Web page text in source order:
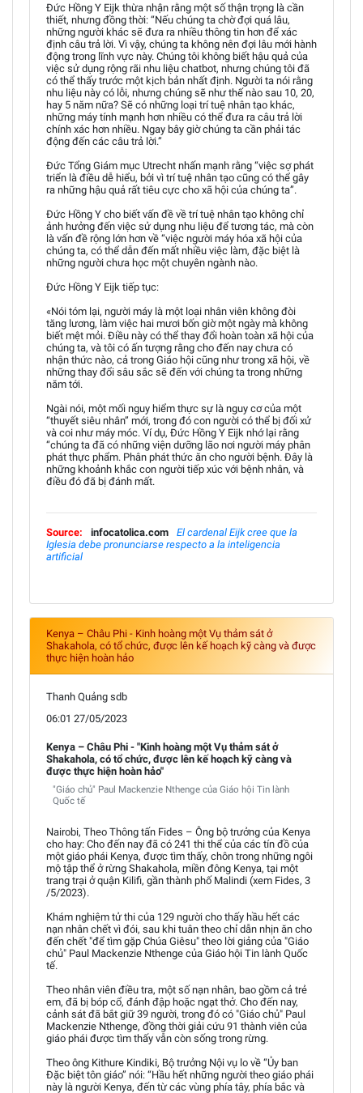
Đức Hồng Y Eijk thừa nhận rằng một số thận trọng là cần
thiết, nhưng đồng thời: “Nếu chúng ta chờ đợi quá lâu,
những người khác sẽ đưa ra nhiều thông tin hơn để xác
định câu trả lời. Vì vậy, chúng ta không nên đợi lâu mới hành
động trong lĩnh vực này. Chúng tôi không biết hậu quả của
việc sử dụng rộng rãi nhu liệu chatbot, nhưng chúng tôi đã
có thể thấy trước một kịch bản nhất định. Người ta nói rằng
nhu liệu này có lỗi, nhưng chúng sẽ như thế nào sau 10, 20,
hay 5 năm nữa? Sẽ có những loại trí tuệ nhân tạo khác,
những máy tính mạnh hơn nhiều có thể đưa ra câu trả lời
chính xác hơn nhiều. Ngay bây giờ chúng ta cần phải tác
động đến các câu trả lời.”
Đức Tổng Giám mục Utrecht nhấn mạnh rằng “việc sợ phát
triển là điều dễ hiểu, bởi vì trí tuệ nhân tạo cũng có thể gây
ra những hậu quả rất tiêu cực cho xã hội của chúng ta”.
Đức Hồng Y cho biết vấn đề về trí tuệ nhân tạo không chỉ
ảnh hưởng đến việc sử dụng nhu liệu để tương tác, mà còn
là vấn đề rộng lớn hơn về “việc người máy hóa xã hội của
chúng ta, có thể dẫn đến mất nhiều việc làm, đặc biệt là
những người chưa học một chuyên ngành nào.
Đức Hồng Y Eijk tiếp tục:
«Nói tóm lại, người máy là một loại nhân viên không đòi
tăng lương, làm việc hai mươi bốn giờ một ngày mà không
biết mệt mỏi. Điều này có thể thay đổi hoàn toàn xã hội của
chúng ta, và tôi có ấn tượng rằng cho đến nay chưa có
nhận thức nào, cả trong Giáo hội cũng như trong xã hội, về
những thay đổi sâu sắc sẽ đến với chúng ta trong những
năm tới.
Ngài nói, một mối nguy hiểm thực sự là nguy cơ của một
“thuyết siêu nhân” mới, trong đó con người có thể bị đối xử
và coi như máy móc. Ví dụ, Đức Hồng Y Eijk nhớ lại rằng
“chúng ta đã có những viện dưỡng lão nơi người máy phân
phát thực phẩm. Phân phát thức ăn cho người bệnh. Đây là
những khoảnh khắc con người tiếp xúc với bệnh nhân, và
điều đó đã bị đánh mất.
Source: infocatolica.com
El cardenal Eijk cree que la
Iglesia debe pronunciarse respecto a la inteligencia
artificial
Kenya – Châu Phi - Kinh hoàng một Vụ thảm sát ở
Shakahola, có tổ chức, được lên kế hoạch kỹ càng và được
thực hiện hoàn hảo
Thanh Quảng sdb
06:01 27/05/2023
Kenya – Châu Phi - "Kinh hoàng một Vụ thảm sát ở
Shakahola, có tổ chức, được lên kế hoạch kỹ càng và
được thực hiện hoàn hảo"
"Giáo chủ" Paul Mackenzie Nthenge của Giáo hội Tin lành
Quốc tế
Nairobi, Theo Thông tấn Fides – Ông bộ trưởng của Kenya
cho hay: Cho đến nay đã có 241 thi thể của các tín đồ của
một giáo phái Kenya, được tìm thấy, chôn trong những ngôi
mộ tập thể ở rừng Shakahola, miền đông Kenya, tại một
trang trại ở quận Kilifi, gần thành phố Malindi (xem Fides, 3
/5/2023).
Khám nghiệm tử thi của 129 người cho thấy hầu hết các
nạn nhân chết vì đói, sau khi tuân theo chỉ dẫn nhịn ăn cho
đến chết "để tìm gặp Chúa Giêsu" theo lời giảng của "Giáo
chủ" Paul Mackenzie Nthenge của Giáo hội Tin lành Quốc
tế.
Theo nhân viên điều tra, một số nạn nhân, bao gồm cả trẻ
em, đã bị bóp cổ, đánh đập hoặc ngạt thở. Cho đến nay,
cảnh sát đã bắt giữ 39 người, trong đó có "Giáo chủ" Paul
Mackenzie Nthenge, đồng thời giải cứu 91 thành viên của
giáo phái được tìm thấy vẫn còn sống trong rừng.
Theo ông Kithure Kindiki, Bộ trưởng Nội vụ lo về “Ủy ban
Đặc biệt tôn giáo” nói: “Hầu hết những người theo giáo phái
này là người Kenya, đến từ các vùng phía tây, phía bắc và